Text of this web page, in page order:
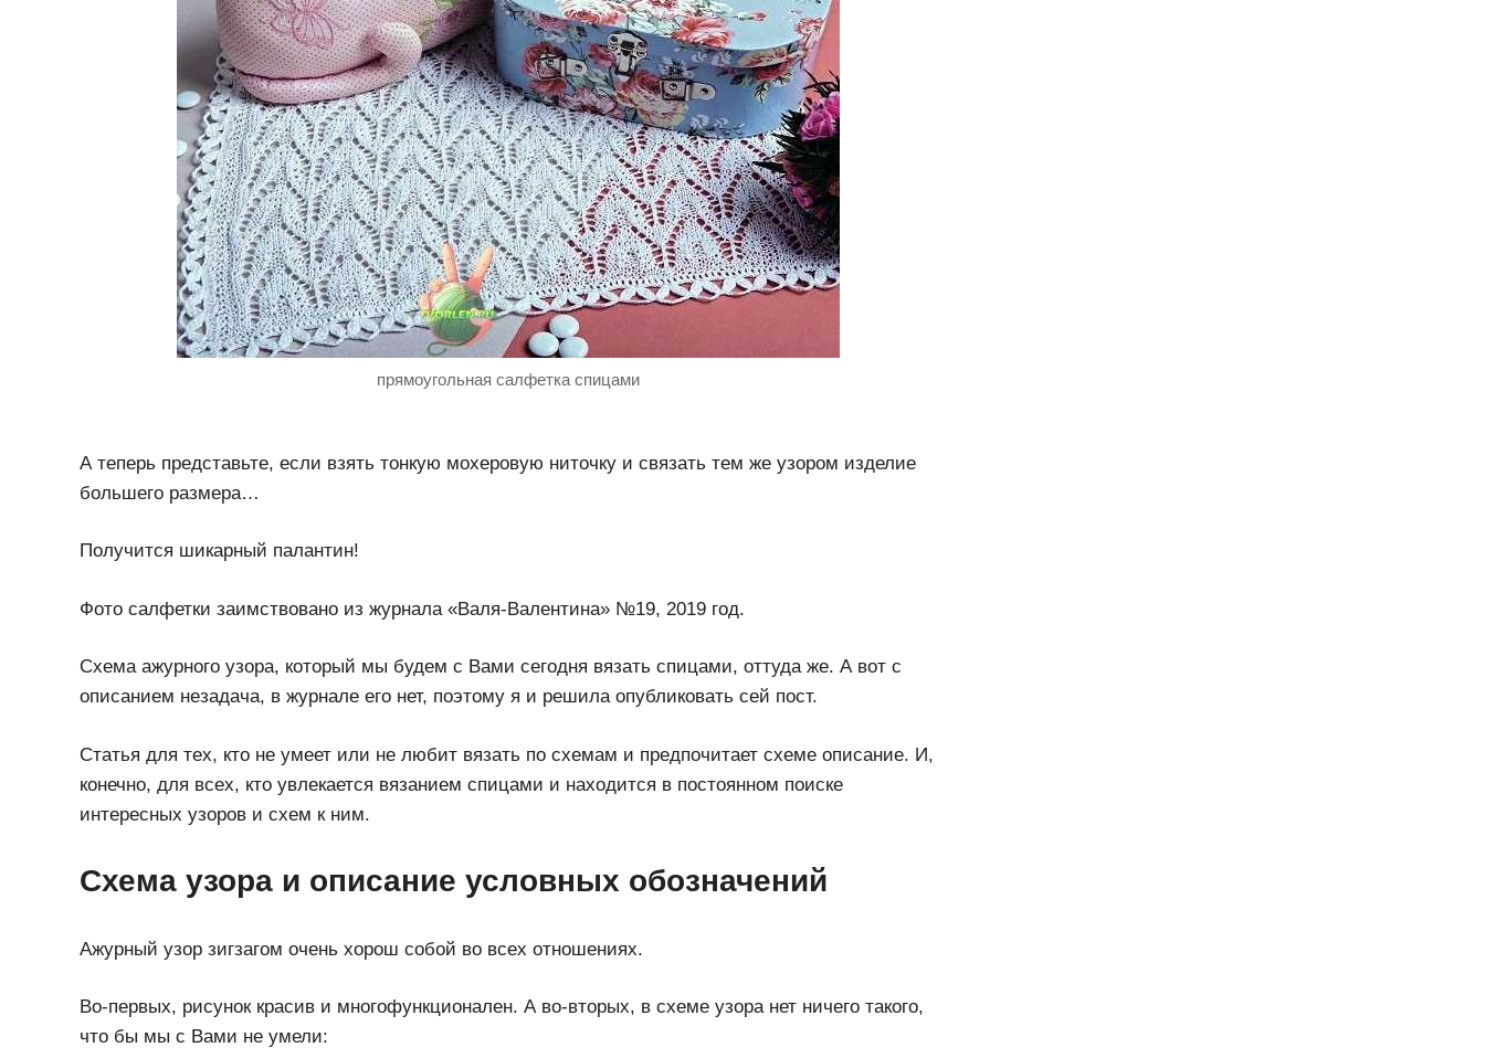
прямоугольная салфетка спицами
А теперь представьте, если взять тонкую мохеровую ниточку и связать тем же узором изделие
большего размера…
Получится шикарный палантин!
Фото салфетки заимствовано из журнала «Валя-Валентина» №19, 2019 год.
Схема ажурного узора, который мы будем с Вами сегодня вязать спицами, оттуда же. А вот с
описанием незадача, в журнале его нет, поэтому я и решила опубликовать сей пост.
Статья для тех, кто не умеет или не любит вязать по схемам и предпочитает схеме описание. И,
конечно, для всех, кто увлекается вязанием спицами и находится в постоянном поиске
интересных узоров и схем к ним.
Схема узора и описание условных обозначений
Ажурный узор зигзагом очень хорош собой во всех отношениях.
Во-первых, рисунок красив и многофункционален. А во-вторых, в схеме узора нет ничего такого,
что бы мы с Вами не умели: